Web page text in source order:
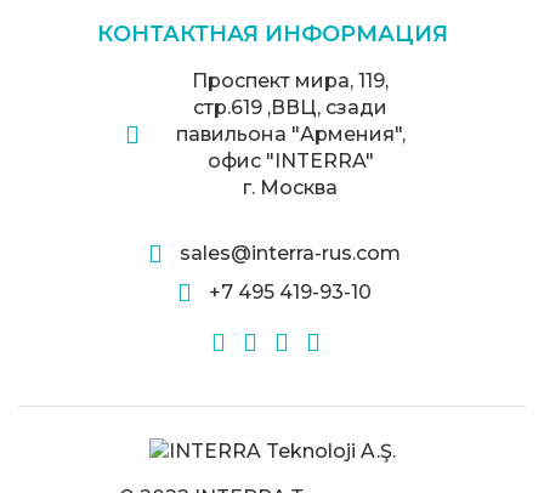
КОНТАКТНАЯ ИНФОРМАЦИЯ
Проспект мира, 119,
стр.619 ,ВВЦ, сзади
павильона "Армения",
офис "INTERRA"
г. Москва
sales@interra-rus.com
+7 495 419-93-10